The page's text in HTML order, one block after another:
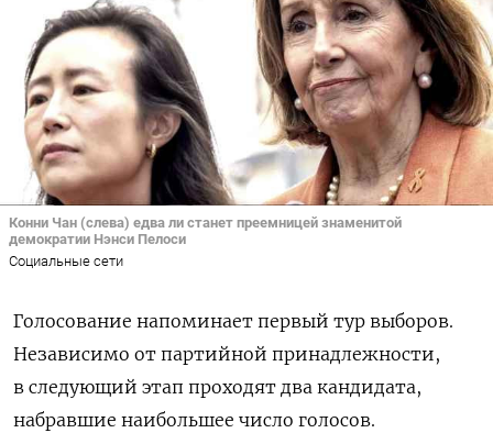
Конни Чан (слева) едва ли станет преемницей знаменитой
демократии Нэнси Пелоси
Социальные сети
Голосование напоминает первый тур выборов.
Независимо от партийной принадлежности,
в следующий этап проходят два кандидата,
набравшие наибольшее число голосов.